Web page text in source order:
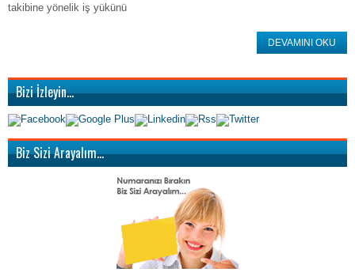
takibine yönelik iş yükünü
DEVAMINI OKU
Bizi İzleyin…
Biz Sizi Arayalım…